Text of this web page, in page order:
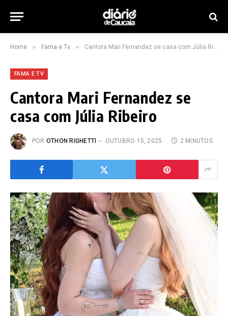
Home » Fama e Tv » Cantora Mari Fernandez se casa com Júlia Ribeiro
FAMA E TV
Cantora Mari Fernandez se
casa com Júlia Ribeiro
POR OTHON RIGHETTI OUTUBRO 15, 2025 2 MINUTOS